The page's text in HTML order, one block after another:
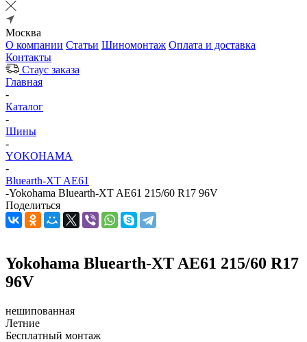
Москва
О компании Статьи Шиномонтаж Оплата и доставка
Контакты
Стаус заказа
Главная
-
Каталог
-
Шины
-
YOKOHAMA
-
Bluearth-XT AE61
-Yokohama Bluearth-XT AE61 215/60 R17 96V
Поделиться
Yokohama Bluearth-XT AE61 215/60 R17
96V
нешипованная
Летние
Бесплатный монтаж